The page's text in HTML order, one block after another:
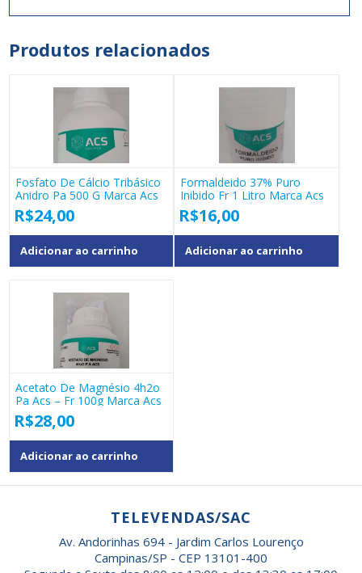
Produtos relacionados
Fosfato De Cálcio Tribásico
Anidro Pa 500 G Marca Acs
R$24,00
Adicionar ao carrinho
Formaldeido 37% Puro
Inibido Fr 1 Litro Marca Acs
R$16,00
Adicionar ao carrinho
Acetato De Magnésio 4h2o
Pa Acs – Fr 100g Marca Acs
R$28,00
Adicionar ao carrinho
TELEVENDAS/SAC
Av. Andorinhas 694 - Jardim Carlos Lourenço
Campinas/SP - CEP 13101-400